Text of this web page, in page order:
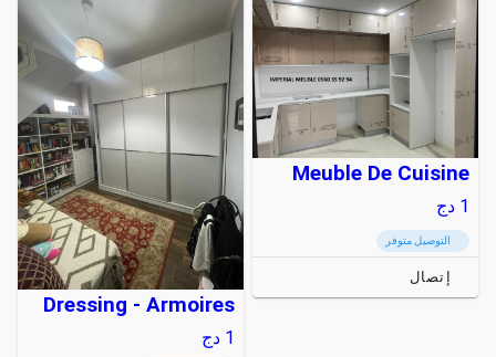
Meuble De Cuisine
1 دج
التوصيل متوفر
إتصال
Dressing - Armoires
1 دج